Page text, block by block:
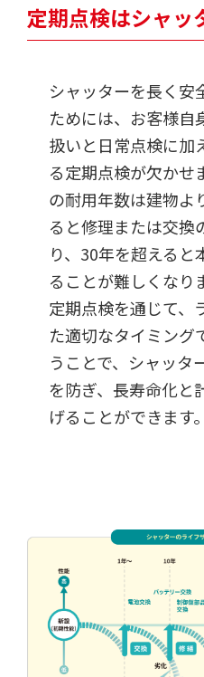
定期点検はシャッ
シャッターを長く安
ためには、お客様自
扱いと日常点検に加
る定期点検が欠かせ
の耐用年数は建物よ
ると修理または交換
り、30年を超える
ることが難しくなり
定期点検を通じて、
た適切なタイミング
うことで、シャッタ
を防ぎ、長寿命化と
げることができます。